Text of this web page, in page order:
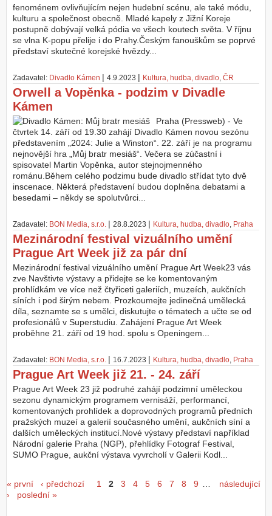
fenoménem ovlivňujícím nejen hudební scénu, ale také módu,
kulturu a společnost obecně. Mladé kapely z Jižní Koreje
postupně dobývají velká pódia ve všech koutech světa. V říjnu
se vlna K-popu přelije i do Prahy.Českým fanouškům se poprvé
představí skutečné korejské hvězdy...
Zadavatel: Divadlo Kámen | 4.9.2023 | Kultura, hudba, divadlo, ČR
Orwell a Vopěnka - podzim v Divadle
Kámen
Praha (Pressweb) - Ve
čtvrtek 14. září od 19.30 zahájí Divadlo Kámen novou sezónu
představením „2024: Julie a Winston“. 22. září je na programu
nejnovější hra „Můj bratr mesiáš“. Večera se zúčastní i
spisovatel Martin Vopěnka, autor stejnojmenného
románu.Během celého podzimu bude divadlo střídat tyto dvě
inscenace. Některá představení budou doplněna debatami a
besedami – někdy se spolutvůrci...
Zadavatel: BON Media, s.r.o. | 28.8.2023 | Kultura, hudba, divadlo, Praha
Mezinárodní festival vizuálního umění
Prague Art Week již za pár dní
Mezinárodní festival vizuálního umění Prague Art Week23 vás
zve.Navštivte výstavy a přidejte se ke komentovaným
prohlídkám ve více než čtyřiceti galeriích, muzeích, aukčních
síních i pod širým nebem. Prozkoumejte jedinečná umělecká
díla, seznamte se s umělci, diskutujte o tématech a učte se od
profesionálů v Superstudiu. Zahájení Prague Art Week
proběhne 21. září od 19 hod. spolu s Openingem...
Zadavatel: BON Media, s.r.o. | 16.7.2023 | Kultura, hudba, divadlo, Praha
Prague Art Week již 21. - 24. září
Prague Art Week 23 již podruhé zahájí podzimní uměleckou
sezonu dynamickým programem vernisáží, performancí,
komentovaných prohlídek a doprovodných programů předních
pražských muzeí a galerií současného umění, aukčních síní a
dalších uměleckých institucí.Nové výstavy představí například
Národní galerie Praha (NGP), přehlídky Fotograf Festival,
SUMO Prague, aukční výstava vyvrcholí v Galerii Kodl...
Stránky
« první ‹ předchozí 1 2 3 4 5 6 7 8 9 …
následující
›
poslední »